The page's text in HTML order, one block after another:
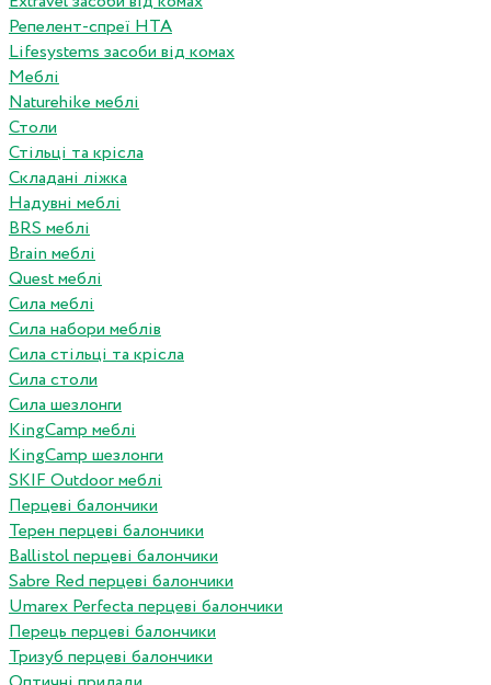
Репелент-спреї HTA
Lifesystems засоби від комах
Меблі
Naturehike меблі
Столи
Стільці та крісла
Складані ліжка
Надувні меблі
BRS меблі
Brain меблі
Quest меблі
Сила меблі
Сила набори меблів
Сила стільці та крісла
Сила столи
Сила шезлонги
KingCamp меблі
KingCamp шезлонги
SKIF Outdoor меблі
Перцеві балончики
Терен перцеві балончики
Ballistol перцеві балончики
Sabre Red перцеві балончики
Umarex Perfecta перцеві балончики
Перець перцеві балончики
Тризуб перцеві балончики